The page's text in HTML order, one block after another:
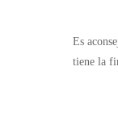
Es
tiene la